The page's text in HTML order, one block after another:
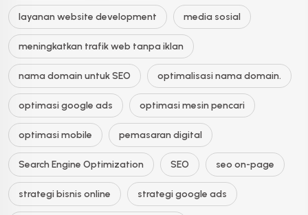
layanan website development media sosial
meningkatkan trafik web tanpa iklan
nama domain untuk SEO optimalisasi nama domain.
optimasi google ads optimasi mesin pencari
optimasi mobile pemasaran digital
Search Engine Optimization SEO seo on-page
strategi bisnis online strategi google ads